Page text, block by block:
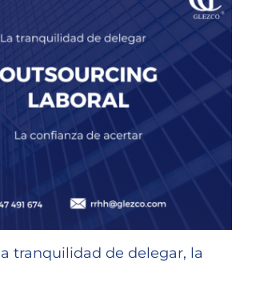
tranquilidad de delegar, la